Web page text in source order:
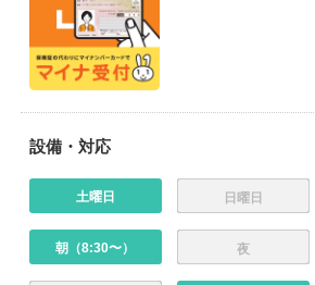
設備・対応
土曜日 日曜日
朝（8:30〜） 夜